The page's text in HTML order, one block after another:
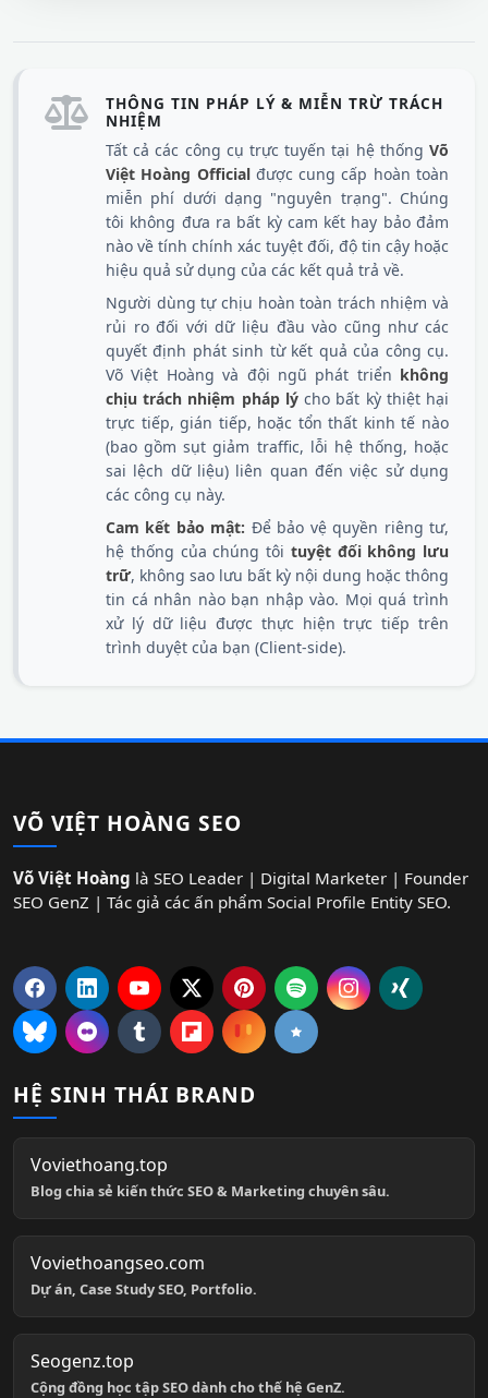
THÔNG TIN PHÁP LÝ & MIỄN TRỪ TRÁCH
NHIỆM
Tất cả các công cụ trực tuyến tại hệ thống Võ
Việt Hoàng Officialđược cung cấp hoàn toàn
miễn phí dưới dạng "nguyên trạng". Chúng
tôi không đưa ra bất kỳ cam kết hay bảo đảm
nào về tính chính xác tuyệt đối, độ tin cậy hoặc
hiệu quả sử dụng của các kết quả trả về.
Người dùng tự chịu hoàn toàn trách nhiệm và
rủi ro đối với dữ liệu đầu vào cũng như các
quyết định phát sinh từ kết quả của công cụ.
Võ Việt Hoàng và đội ngũ phát triển không
chịu trách nhiệm pháp lýcho bất kỳ thiệt hại
trực tiếp, gián tiếp, hoặc tổn thất kinh tế nào
(bao gồm sụt giảm traffic, lỗi hệ thống, hoặc
sai lệch dữ liệu) liên quan đến việc sử dụng
các công cụ này.
Cam kết bảo mật: Để bảo vệ quyền riêng tư,
hệ thống của chúng tôi tuyệt đối không lưu
trữ, không sao lưu bất kỳ nội dung hoặc thông
tin cá nhân nào bạn nhập vào. Mọi quá trình
xử lý dữ liệu được thực hiện trực tiếp trên
trình duyệt của bạn (Client-side).
VÕ VIỆT HOÀNG SEO
Võ Việt Hoàng là SEO Leader | Digital Marketer | Founder
SEO GenZ | Tác giả các ấn phẩm Social Profile Entity SEO.
HỆ SINH THÁI BRAND
Voviethoang.top
Blog chia sẻ kiến thức SEO & Marketing chuyên sâu.
Voviethoangseo.com
Dự án, Case Study SEO, Portfolio.
Seogenz.top
Cộng đồng học tập SEO dành cho thế hệ GenZ.